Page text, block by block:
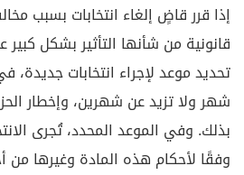
إذا قرر قاضٍ إلغاء انتخابات بسبب
قانونية من شأنها التأثير بشكل كبير
تحديد موعد لإجراء انتخابات
شهر ولا تزيد عن شهرين، وإخطار
بذلك. وفي الموعد المحدد، تُجرى
وفقًا لأحكام هذه المادة وغيرها من